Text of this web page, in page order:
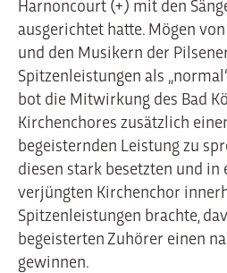
Harnoncourt (+) mit den
ausgerichtet hatte. Mögen
und den Musikern der
Spitzenleistungen als
bot die Mitwirkung des Bad
Kirchenchores zusätzlich
begeisternden Leistung zu
diesen stark besetzten und
verjüngten Kirchenchor
Spitzenleistungen brachte,
begeisterten Zuhörer einen
gewinnen.